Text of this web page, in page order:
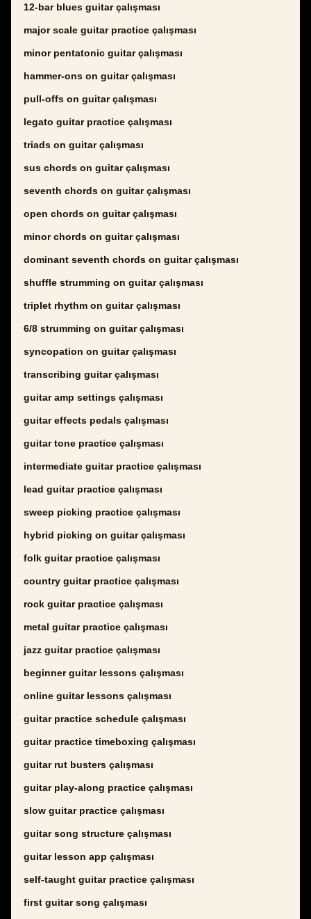
12-bar blues guitar çalışması
major scale guitar practice çalışması
minor pentatonic guitar çalışması
hammer-ons on guitar çalışması
pull-offs on guitar çalışması
legato guitar practice çalışması
triads on guitar çalışması
sus chords on guitar çalışması
seventh chords on guitar çalışması
open chords on guitar çalışması
minor chords on guitar çalışması
dominant seventh chords on guitar çalışması
shuffle strumming on guitar çalışması
triplet rhythm on guitar çalışması
6/8 strumming on guitar çalışması
syncopation on guitar çalışması
transcribing guitar çalışması
guitar amp settings çalışması
guitar effects pedals çalışması
guitar tone practice çalışması
intermediate guitar practice çalışması
lead guitar practice çalışması
sweep picking practice çalışması
hybrid picking on guitar çalışması
folk guitar practice çalışması
country guitar practice çalışması
rock guitar practice çalışması
metal guitar practice çalışması
jazz guitar practice çalışması
beginner guitar lessons çalışması
online guitar lessons çalışması
guitar practice schedule çalışması
guitar practice timeboxing çalışması
guitar rut busters çalışması
guitar play-along practice çalışması
slow guitar practice çalışması
guitar song structure çalışması
guitar lesson app çalışması
self-taught guitar practice çalışması
first guitar song çalışması